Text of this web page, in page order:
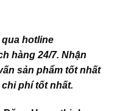
hotline
hàng 24/7. Nhận
sản phẩm tốt nhất
phí tốt nhất.